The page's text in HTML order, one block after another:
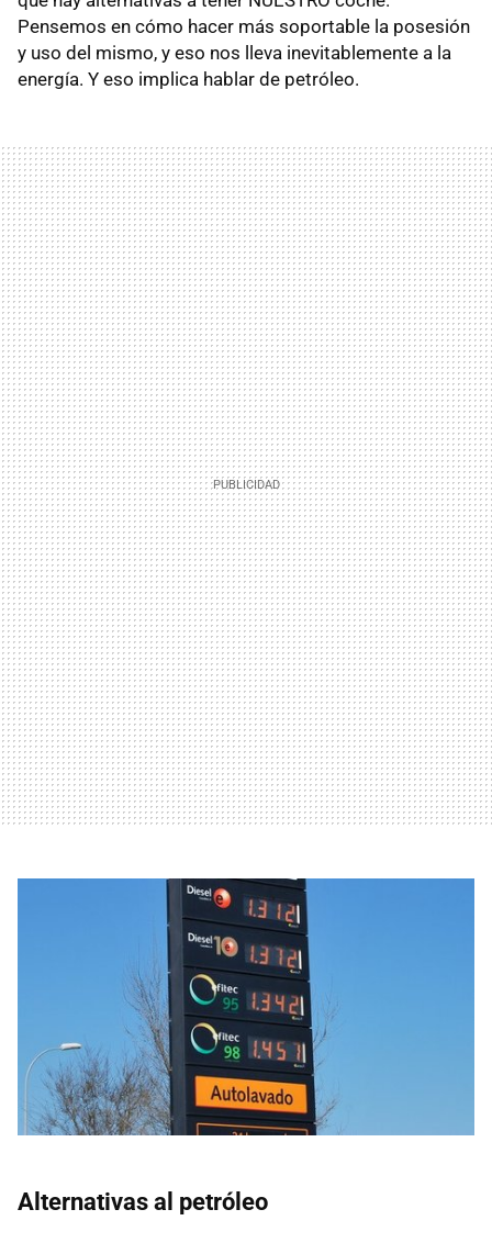
Pensemos en cómo hacer más soportable la posesión
y uso del mismo, y eso nos lleva inevitablemente a la
energía. Y eso implica hablar de petróleo.
Alternativas al petróleo